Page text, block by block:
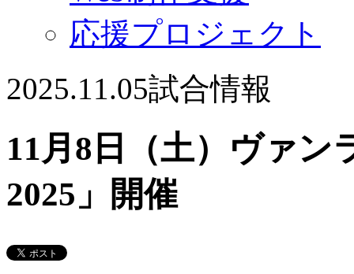
応援プロジェクト
2025.11.05試合情報
11月8日（土）ヴァン
2025」開催